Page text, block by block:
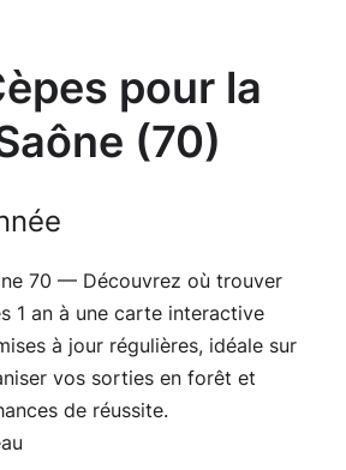
pour la
(70)
70 — Découvrez où trouver
1 an à une carte interactive
à jour régulières, idéale sur
vos sorties en forêt et
de réussite.